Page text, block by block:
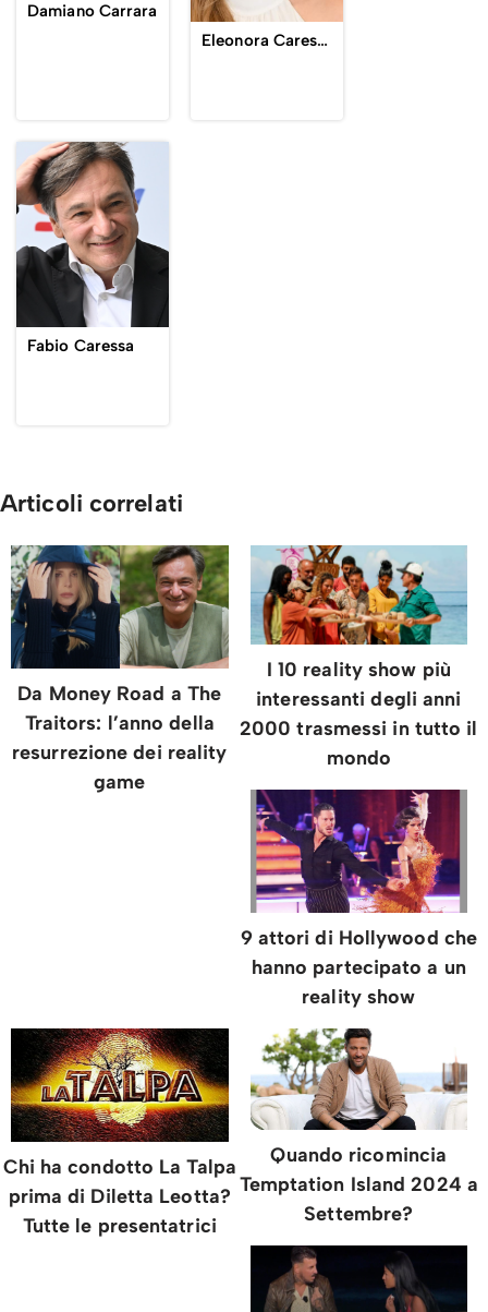
Damiano Carrara
Eleonora Caressa
Fabio Caressa
Articoli correlati
Da Money Road a The
Traitors: l’anno della
resurrezione dei reality
game
I 10 reality show più
interessanti degli anni
2000 trasmessi in tutto il
mondo
9 attori di Hollywood che
hanno partecipato a un
reality show
Chi ha condotto La Talpa
prima di Diletta Leotta?
Tutte le presentatrici
Quando ricomincia
Temptation Island 2024 a
Settembre?